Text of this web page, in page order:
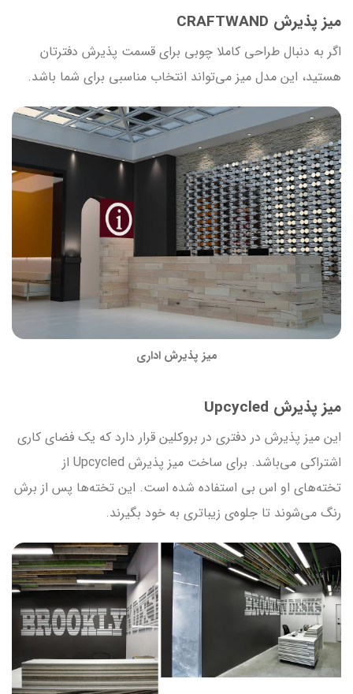
میز پذیرش CRAFTWAND
اگر به دنبال طراحی کاملا چوبی برای قسمت پذیرش دفترتان
هستید، این مدل میز می‌تواند انتخاب مناسبی برای شما باشد.
میز پذیرش اداری
میز پذیرش Upcycled
این میز پذیرش در دفتری در بروکلین قرار دارد که یک فضای کاری
اشتراکی می‌باشد. برای ساخت میز پذیرش Upcycled از
تخته‌های‌ او اس بی استفاده شده است. این تخته‌ها پس از برش
رنگ می‌شوند تا جلوه‌ی زیباتری به خود بگیرند.